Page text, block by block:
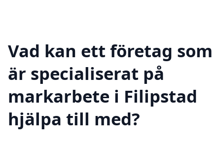
Vad kan ett företag som
är specialiserat på
markarbete i Filipstad
hjälpa till med?